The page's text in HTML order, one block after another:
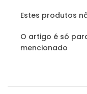
Estes produtos
O artigo é só
mencionado